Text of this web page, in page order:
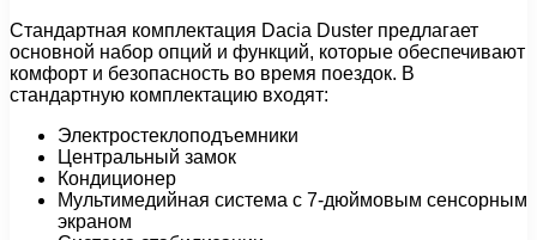
Стандартная комплектация Dacia Duster предлагает
основной набор опций и функций, которые обеспечивают
комфорт и безопасность во время поездок. В
стандартную комплектацию входят:
Электростеклоподъемники
Центральный замок
Кондиционер
Мультимедийная система с 7-дюймовым сенсорным
экраном